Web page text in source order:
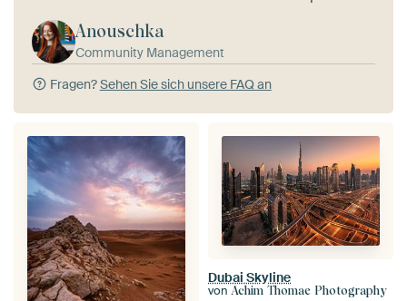
Anouschka
Community Management
Fragen?Sehen Sie sich unsere FAQ an
Dubai Skyline
von Achim Thomae Photography